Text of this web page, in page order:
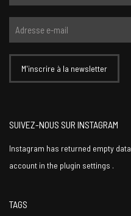
SUIVEZ-NOUS SUR INSTAGRAM
Instagram has returned empty
account in the plugin settings .
TAGS